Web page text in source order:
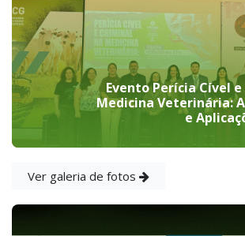
Evento Perícia Cível
Medicina Veterinária:
e
Ver galeria de fotos